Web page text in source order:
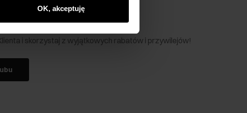
OK, akceptuję
Ochnik
i skorzystaj z wyjątkowych rabatów i przywilejów!